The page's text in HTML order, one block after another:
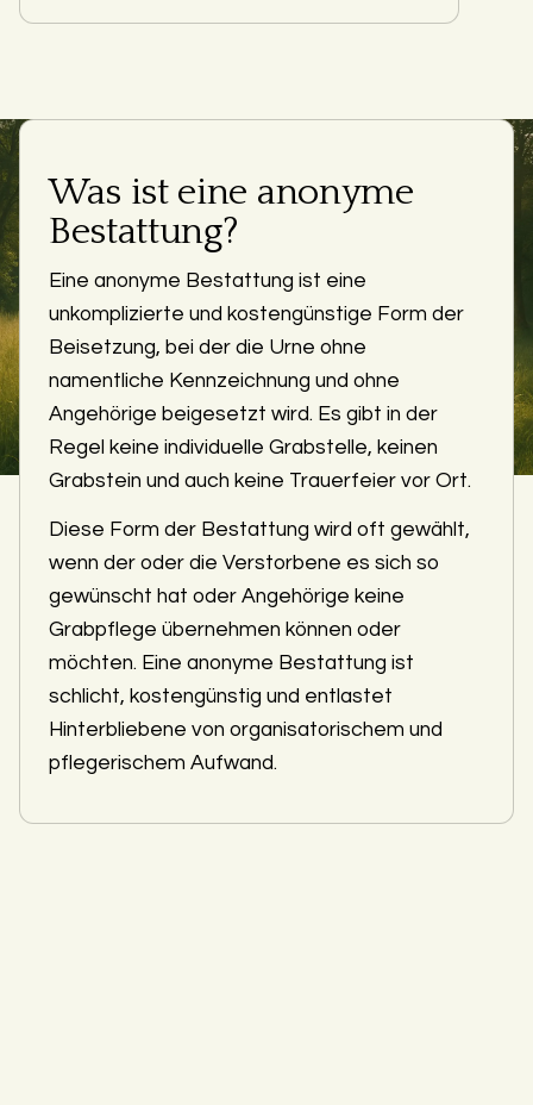
Was ist eine anonyme
Bestattung?
Eine anonyme Bestattung ist eine
unkomplizierte und kostengünstige Form der
Beisetzung, bei der die Urne ohne
namentliche Kennzeichnung und ohne
Angehörige beigesetzt wird. Es gibt in der
Regel keine individuelle Grabstelle, keinen
Grabstein und auch keine Trauerfeier vor Ort.
Diese Form der Bestattung wird oft gewählt,
wenn der oder die Verstorbene es sich so
gewünscht hat oder Angehörige keine
Grabpflege übernehmen können oder
möchten. Eine anonyme Bestattung ist
schlicht, kostengünstig und entlastet
Hinterbliebene von organisatorischem und
pflegerischem Aufwand.